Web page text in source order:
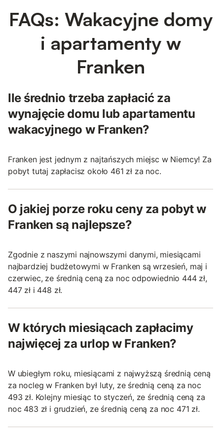
FAQs: Wakacyjne domy
i apartamenty w
Franken
Ile średnio trzeba zapłacić za
wynajęcie domu lub apartamentu
wakacyjnego w Franken?
Franken jest jednym z najtańszych miejsc w Niemcy! Za
pobyt tutaj zapłacisz około 461 zł za noc.
O jakiej porze roku ceny za pobyt w
Franken są najlepsze?
Zgodnie z naszymi najnowszymi danymi, miesiącami
najbardziej budżetowymi w Franken są wrzesień, maj i
czerwiec, ze średnią ceną za noc odpowiednio 444 zł,
447 zł i 448 zł.
W których miesiącach zapłacimy
najwięcej za urlop w Franken?
W ubiegłym roku, miesiącami z najwyższą średnią ceną
za nocleg w Franken był luty, ze średnią ceną za noc
493 zł. Kolejny miesiąc to styczeń, ze średnią ceną za
noc 483 zł i grudzień, ze średnią ceną za noc 471 zł.